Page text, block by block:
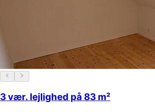
3 vær. lejlighed på 83 m²